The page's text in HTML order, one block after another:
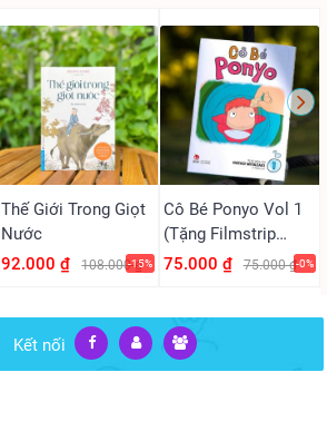
Thế Giới Trong Giọt
Nước
92.000 ₫
108.000 ₫
-15%
Cô Bé Ponyo Vol 1
(Tặng Filmstrip
PVC)
75.000 ₫ 75.000 ₫-0%
Kết nối